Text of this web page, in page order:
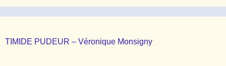
TIMIDE PUDEUR – Véronique Monsigny